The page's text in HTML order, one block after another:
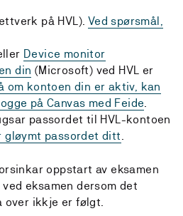
på HVL). Ved spørsmål,
Device monitor
din (Microsoft) ved HVL er
om kontoen din er aktiv, kan
på Canvas med Feide.
passordet til HVL-kontoen
gløymt passordet ditt.
oppstart av eksamen
eksamen dersom det
over ikkje er følgt.